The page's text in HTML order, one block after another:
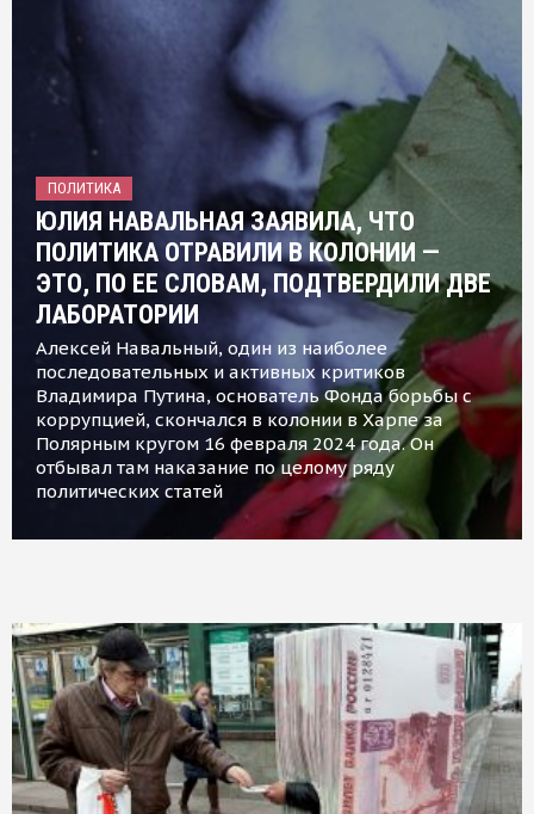
ПОЛИТИКА
ЮЛИЯ НАВАЛЬНАЯ ЗАЯВИЛА, ЧТО
ПОЛИТИКА ОТРАВИЛИ В КОЛОНИИ —
ЭТО, ПО ЕЕ СЛОВАМ, ПОДТВЕРДИЛИ ДВЕ
ЛАБОРАТОРИИ
Алексей Навальный, один из наиболее
последовательных и активных критиков
Владимира Путина, основатель Фонда борьбы с
коррупцией, скончался в колонии в Харпе за
Полярным кругом 16 февраля 2024 года. Он
отбывал там наказание по целому ряду
политических статей